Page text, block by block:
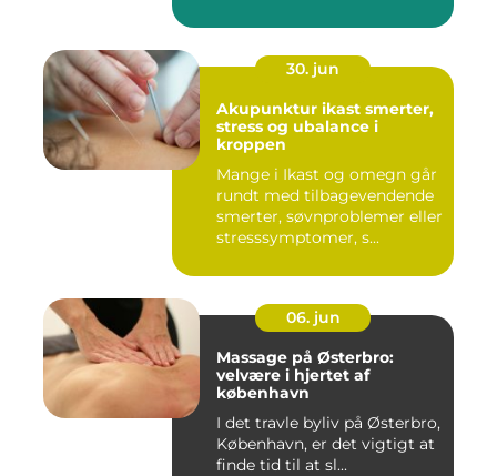
30. jun
Akupunktur ikast smerter,
stress og ubalance i
kroppen
Mange i Ikast og omegn går
rundt med tilbagevendende
smerter, søvnproblemer eller
stresssymptomer, s...
06. jun
Massage på Østerbro:
velvære i hjertet af
københavn
I det travle byliv på Østerbro,
København, er det vigtigt at
finde tid til at sl...